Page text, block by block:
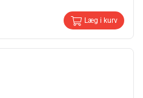
Læg i kurv